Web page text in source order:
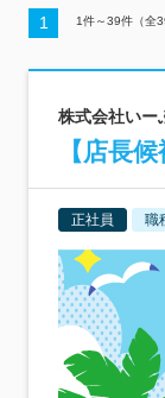
1 1件～39件（全
株式会社いー
【店長
正社員 職